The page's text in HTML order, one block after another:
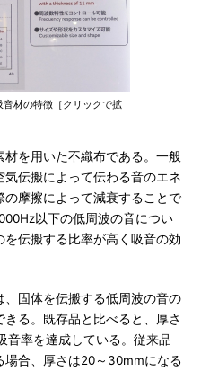
材の特徴［クリックで拡
を用いた不織布である。一般
伝搬によって伝わる音のエネ
摩擦によって減衰することで
以下の低周波の音につい
伝搬する比率が高く吸音の効
固体を伝搬する低周波の音の
る。既存品と比べると、厚さ
音率を達成している。従来品
場合、厚さは20～30mmになる